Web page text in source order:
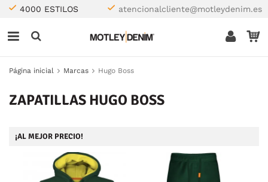
4000 ESTILOS atencionalcliente@motleydenim.es
Página inicial Marcas Hugo Boss
ZAPATILLAS HUGO BOSS
¡AL MEJOR PRECIO!